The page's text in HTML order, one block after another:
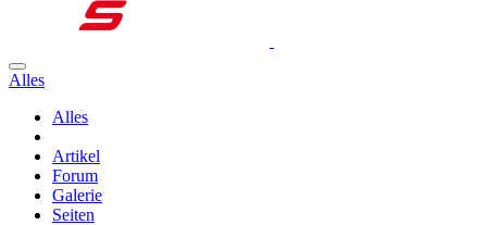
Alles
Alles
Artikel
Forum
Galerie
Seiten